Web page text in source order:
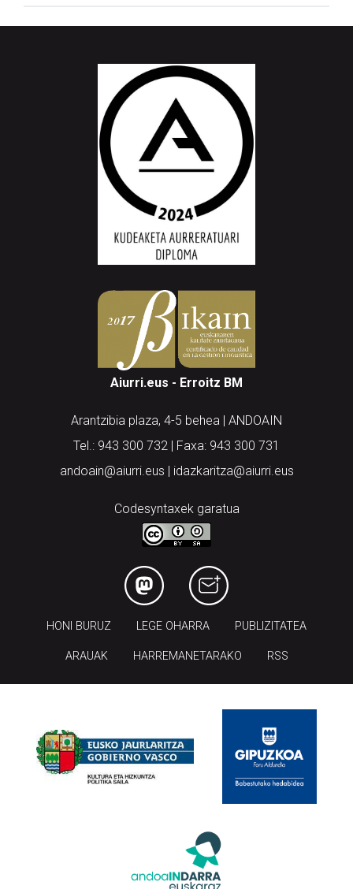
Aiurri.eus - Erroitz BM
Arantzibia plaza, 4-5 behea | ANDOAIN
Tel.: 943 300 732 | Faxa: 943 300 731
andoain@aiurri.eus | idazkaritza@aiurri.eus
Codesyntaxek garatua
HONI BURUZ LEGE OHARRA PUBLIZITATEA
ARAUAK HARREMANETARAKO RSS